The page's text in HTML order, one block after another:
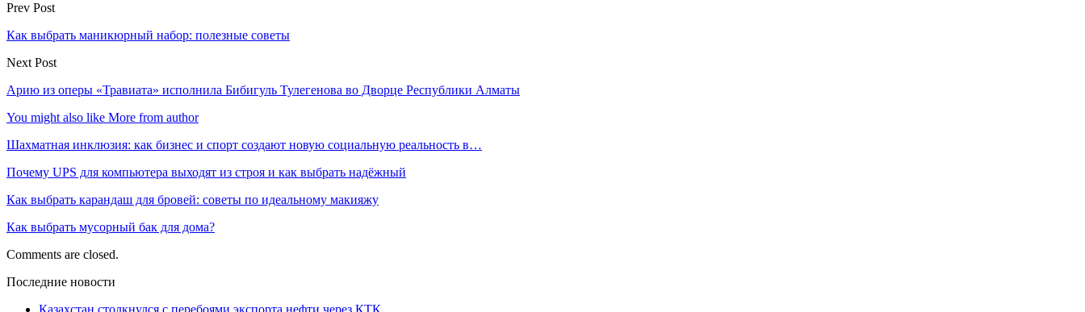
Prev Post
Как выбрать маникюрный набор: полезные советы
Next Post
Арию из оперы «Травиата» исполнила Бибигуль Тулегенова во Дворце Республики Алматы
You might also like More from author
Шахматная инклюзия: как бизнес и спорт создают новую социальную реальность в…
Почему UPS для компьютера выходят из строя и как выбрать надёжный
Как выбрать карандаш для бровей: советы по идеальному макияжу
Как выбрать мусорный бак для дома?
Comments are closed.
Последние новости